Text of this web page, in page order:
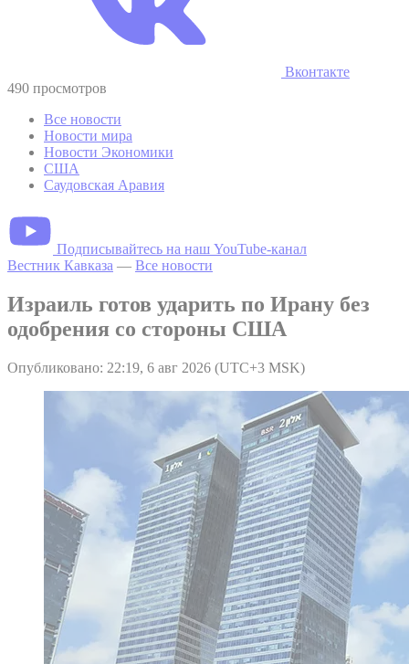
Вконтакте
490 просмотров
Все новости
Новости мира
Новости Экономики
США
Саудовская Аравия
Подписывайтесь на наш YouTube-канал
Вестник Кавказа — Все новости
Израиль готов ударить по Ирану без
одобрения со стороны США
Опубликовано: 22:19, 6 авг 2026 (UTC+3 MSK)